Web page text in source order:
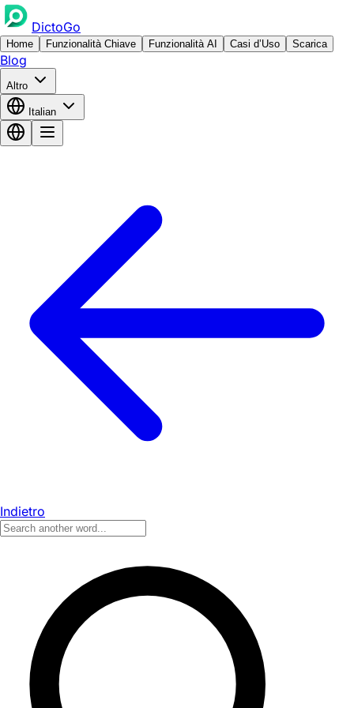
DictoGo
Home Funzionalità Chiave Funzionalità AI Casi d’Uso Scarica
Blog
Altro
Italian
Indietro